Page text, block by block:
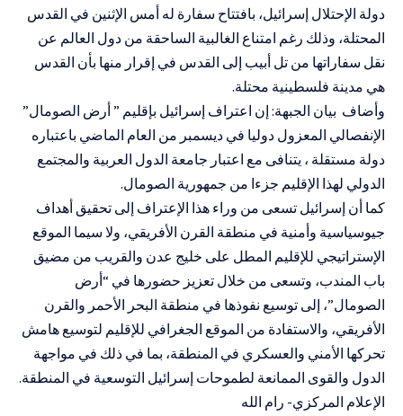
دولة الإحتلال إسرائيل، بافتتاح سفارة له أمس الإثنين في القدس
المحتلة، وذلك رغم امتناع الغالبية الساحقة من دول العالم عن
نقل سفاراتها من تل أبيب إلى القدس في إقرار منها بأن القدس
هي مدينة فلسطينية محتلة.
وأضاف بيان الجبهة: إن اعتراف إسرائيل بإقليم ” أرض الصومال”
الإنفصالي المعزول دوليا في ديسمبر من العام الماضي باعتباره
دولة مستقلة ، يتنافى مع اعتبار جامعة الدول العربية والمجتمع
الدولي لهذا الإقليم جزءا من جمهورية الصومال.
كما أن إسرائيل تسعى من وراء هذا الإعتراف إلى تحقيق أهداف
جيوسياسية وأمنية في منطقة القرن الأفريقي، ولا سيما الموقع
الإستراتيجي للإقليم المطل على خليج عدن والقريب من مضيق
باب المندب، وتسعى من خلال تعزيز حضورها في “أرض
الصومال”، إلى توسيع نفوذها في منطقة البحر الأحمر والقرن
الأفريقي، والاستفادة من الموقع الجغرافي للإقليم لتوسيع هامش
تحركها الأمني والعسكري في المنطقة، بما في ذلك في مواجهة
الدول والقوى الممانعة لطموحات إسرائيل التوسعية في المنطقة.
الإعلام المركزي- رام الله